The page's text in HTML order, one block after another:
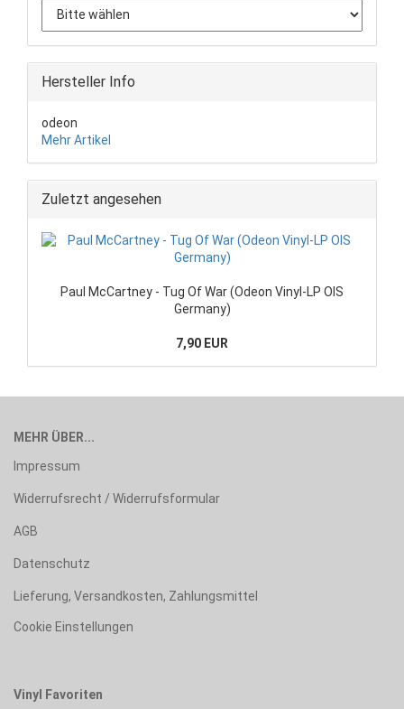
Hersteller Info
odeon
Mehr Artikel
Zuletzt angesehen
Paul McCartney - Tug Of War (Odeon Vinyl-LP OIS
Germany)
7,90 EUR
MEHR ÜBER...
Impressum
Widerrufsrecht / Widerrufsformular
AGB
Datenschutz
Lieferung, Versandkosten, Zahlungsmittel
Cookie Einstellungen
Vinyl Favoriten